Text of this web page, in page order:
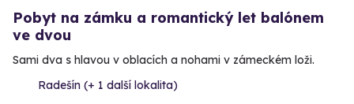
Pobyt na zámku a romantický let balónem
ve dvou
Sami dva s hlavou v oblacích a nohami v zámeckém loži.
Radešín (+ 1 další lokalita)